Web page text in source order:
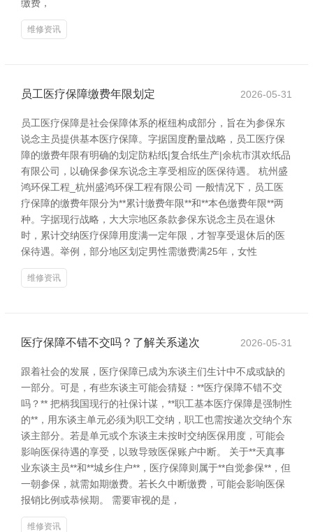
缴费，
维修资讯
员工医疗保障缴费年限划定 2026-05-31
员工医疗保障是社会保障体系的枢纽构成部分，旨在为参保东
说念主员提供基本医疗保障。字据国度酌量战略，员工医疗保
障的缴费年限有明确的划定防粘纸|复合纸生产|余杭市淇欢纸品
有限公司，以确保参保东说念主享受相应的医保待遇。 杭州盛
鸿环保工程_杭州盛鸿环保工程有限公司 一般情况下，员工医
疗保障的缴费年限分为**累计缴费年限**和**本色缴费年限**两
种。字据现行战略，大大宗地区条款参保东说念主员在退休
时，累计交纳医疗保障用度满一定年限，才智享受退休后的医
保待遇。举例，部分地区划定男性需缴费满25年，女性
维修资讯
医疗保障不错不交吗？了解关系递次 2026-05-31
跟着社会的发展，医疗保障已成为东谈主们生计中不成或缺的
一部分。可是，有些东谈主可能会猜疑：**医疗保障不错不交
吗？** 把柄我国现行的社保计谋，**职工基本医疗保障是强制性
的**，用东谈主单元必须为职工交纳，职工也需按递次交纳个东
谈主部分。若是单元或个东谈主未按时交纳医保用度，可能会
影响医保待遇的享受，以致导致医保账户中断。 关于**天真事
业东谈主员**和**城乡住户**，医疗保障则属于**自觉参保**，但
一朝参保，就需如期缴费。若长久中断缴费，可能会影响医保
报销比例或恭候期。 需要审视的是，
维修资讯